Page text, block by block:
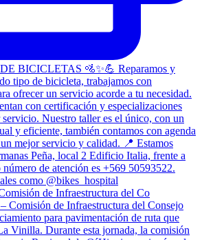
de Infraestructura del Co